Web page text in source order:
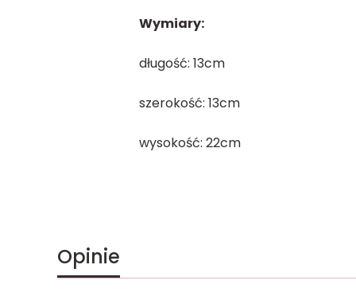
Wymiary:
długość: 13cm
szerokość: 13cm
wysokość: 22cm
Opinie